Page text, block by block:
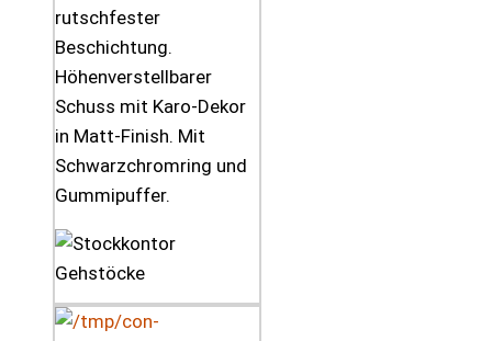
rutschfester
Beschichtung.
Höhenverstellbarer
Schuss mit Karo-Dekor
in Matt-Finish. Mit
Schwarzchromring und
Gummipuffer.